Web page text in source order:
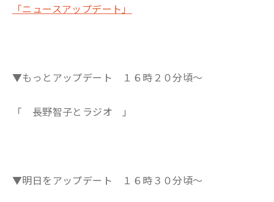
「ニュースアップデート」
▼もっとアップデート １６時２０分頃～
「 長野智子とラジオ 」
▼明日をアップデート １６時３０分頃～